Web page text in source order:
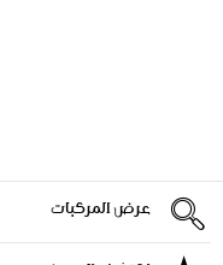
عرض المركبات